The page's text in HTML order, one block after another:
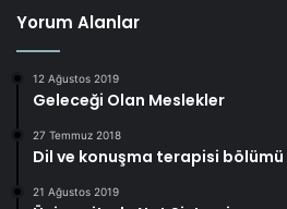
Yorum Alanlar
12 Ağustos 2019
Geleceği Olan Meslekler
27 Temmuz 2018
Dil ve konuşma terapisi bölümü
21 Ağustos 2019